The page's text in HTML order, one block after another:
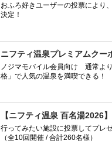
おふろ好きユーザーの投票により
決定！
ニフティ温泉プレミアムクー
ノジマモバイル会員向け 通常よ
格」で人気の温泉を満喫できる！
【ニフティ温泉 百名湯2026】
行ってみたい施設に投票してプレ
（全10回開催 / 合計260名様）